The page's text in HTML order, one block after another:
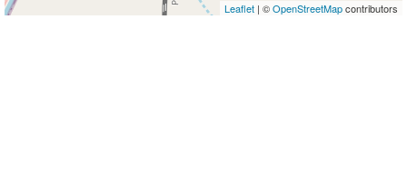
Leaflet | ©OpenStreetMapcontributors